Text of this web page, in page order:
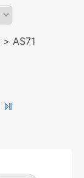
> AS71